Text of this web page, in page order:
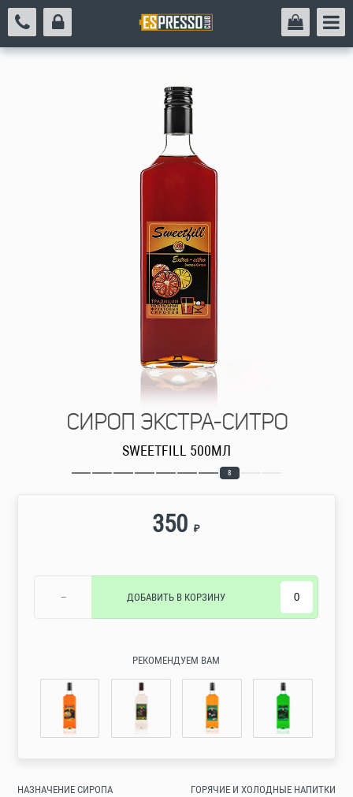
СИРОП ЭКСТРА-СИТРО
SWEETFILL 500МЛ
8
350 ₽
− ДОБАВИТЬ В КОРЗИНУ
РЕКОМЕНДУЕМ ВАМ
НАЗНАЧЕНИЕ СИРОПА
ГОРЯЧИЕ И ХОЛОДНЫЕ НАПИТКИ